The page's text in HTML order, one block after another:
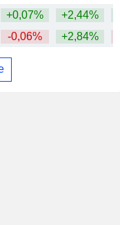
+0,07% +2,44%
-0,06% +2,84%